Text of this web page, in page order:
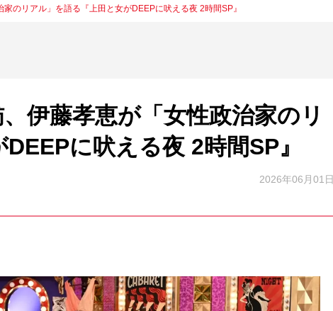
のリアル」を語る『上田と女がDEEPに吠える夜 2時間SP』
伊藤孝恵が「女性政治家のリ
に吠える夜 2時間SP』
2026年06月01日